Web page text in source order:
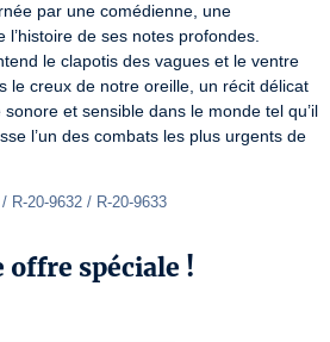
par une comédienne, une
de ses notes profondes.
le clapotis des vagues et le ventre
le creux de notre oreille, un récit délicat
et sensible dans le monde tel qu’il
l’un des combats les plus urgents de
R-20-9632 / R-20-9633
offre spéciale !